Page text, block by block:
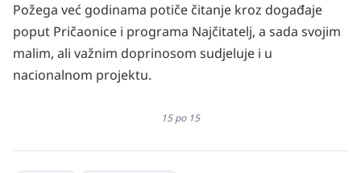
Požega već godinama potiče čitanje kroz događaje
poput Pričaonice i programa Najčitatelj, a sada svojim
malim, ali važnim doprinosom sudjeluje i u
nacionalnom projektu.
15 po 15